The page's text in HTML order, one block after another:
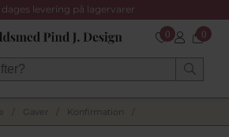
dages levering på lagervarer
0 0
Gaver Konfirmation